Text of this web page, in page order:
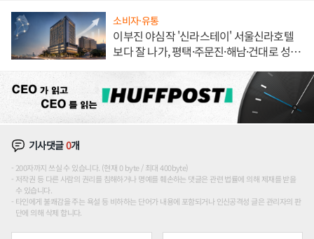
소비자·유통
이부진 야심작 '신라스테이' 서울신라호텔
보다 잘 나가, 평택·주문진·해남·건대로 성
기사댓글0개
200자까지 쓰실 수 있습니다. (현재 0 byte / 최대 400byte)
저작권 등 다른 사람의 권리를 침해하거나 명예를 훼손하는 댓글은 관련 법률에 의해 제재를 받을
수 있습니다.
타인에게 불쾌감을 주는 욕설 등 비하하는 단어가 내용에 포함되거나 인신공격성 글은 관리자의 판
단에 의해 삭제 합니다.